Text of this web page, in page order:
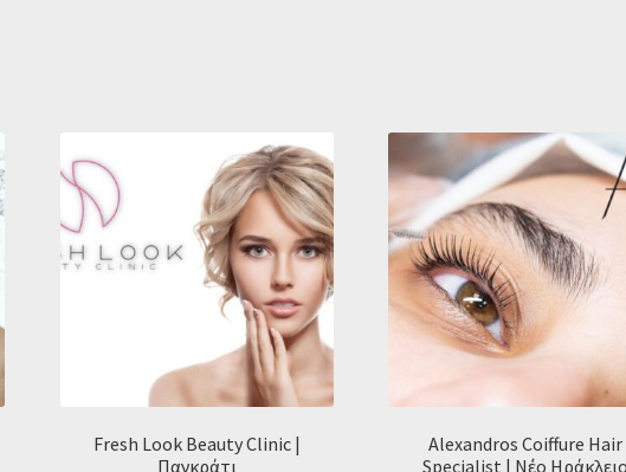
Fresh Look Beauty Clinic |
Παγκράτι
Alexandros Coiffure Hair
Specialist | Νέο